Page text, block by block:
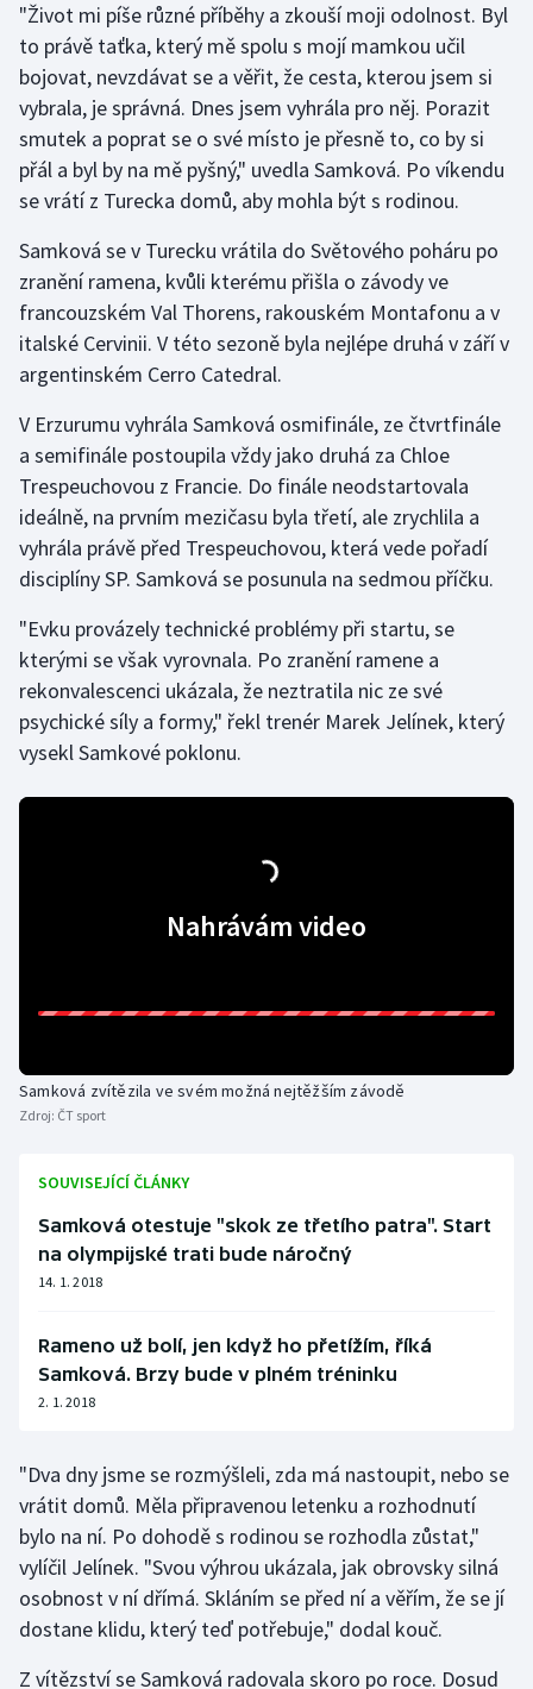
Futsal
Golf
Gymnastika
Házená
Jezdectví
Judo
Krasobruslení
Lezení
Lyže a snowboard
Moderní pětiboj
Olympijské hry
Parasport
Sportovní střelba
Stolní tenis
Triatlon
Veslování
Vodní slalom
Volejbal
"Život mi píše různé příběhy a zkouší moji odolnost. Byl
to právě taťka, který mě spolu s mojí mamkou učil
bojovat, nevzdávat se a věřit, že cesta, kterou jsem si
vybrala, je správná. Dnes jsem vyhrála pro něj. Porazit
smutek a poprat se o své místo je přesně to, co by si
přál a byl by na mě pyšný," uvedla Samková. Po víkendu
se vrátí z Turecka domů, aby mohla být s rodinou.
Samková se v Turecku vrátila do Světového poháru po
zranění ramena, kvůli kterému přišla o závody ve
francouzském Val Thorens, rakouském Montafonu a v
italské Cervinii. V této sezoně byla nejlépe druhá v září v
argentinském Cerro Catedral.
V Erzurumu vyhrála Samková osmifinále, ze čtvrtfinále
a semifinále postoupila vždy jako druhá za Chloe
Trespeuchovou z Francie. Do finále neodstartovala
ideálně, na prvním mezičasu byla třetí, ale zrychlila a
vyhrála právě před Trespeuchovou, která vede pořadí
disciplíny SP. Samková se posunula na sedmou příčku.
"Evku provázely technické problémy při startu, se
kterými se však vyrovnala. Po zranění ramene a
rekonvalescenci ukázala, že neztratila nic ze své
psychické síly a formy," řekl trenér Marek Jelínek, který
vysekl Samkové poklonu.
Nahrávám video
Samková zvítězila ve svém možná nejtěžším závodě
Zdroj: ČT sport
SOUVISEJÍCÍ ČLÁNKY
Samková otestuje "skok ze třetího patra". Start
na olympijské trati bude náročný
14. 1. 2018
Rameno už bolí, jen když ho přetížím, říká
Samková. Brzy bude v plném tréninku
2. 1. 2018
"Dva dny jsme se rozmýšleli, zda má nastoupit, nebo se
vrátit domů. Měla připravenou letenku a rozhodnutí
bylo na ní. Po dohodě s rodinou se rozhodla zůstat,"
vylíčil Jelínek. "Svou výhrou ukázala, jak obrovsky silná
osobnost v ní dřímá. Skláním se před ní a věřím, že se jí
dostane klidu, který teď potřebuje," dodal kouč.
Z vítězství se Samková radovala skoro po roce. Dosud